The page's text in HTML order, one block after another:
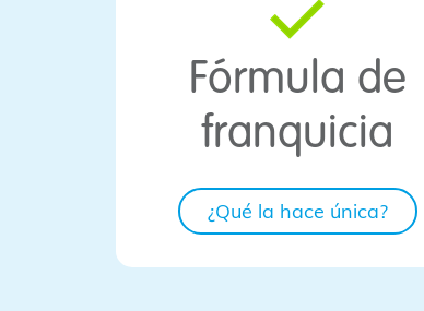
Fórmula de
franquicia
¿Qué la hace única?